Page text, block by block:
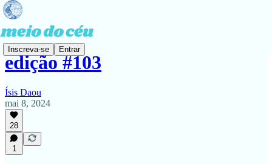
Inscreva-se Entrar
edição #103
Ísis Daou
mai 8, 2024
28
1